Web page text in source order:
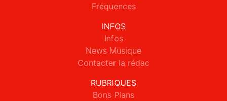
Fréquences
INFOS
Infos
News Musique
Contacter la rédac
RUBRIQUES
Bons Plans